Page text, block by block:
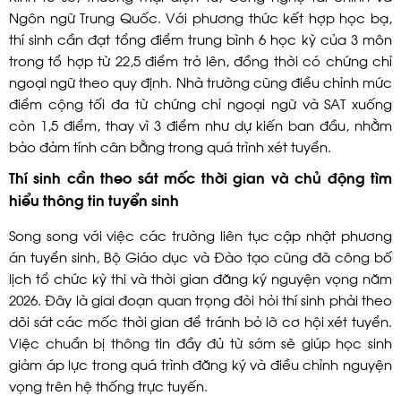
Ngôn ngữ Trung Quốc. Với phương thức kết hợp học bạ,
thí sinh cần đạt tổng điểm trung bình 6 học kỳ của 3 môn
trong tổ hợp từ 22,5 điểm trở lên, đồng thời có chứng chỉ
ngoại ngữ theo quy định. Nhà trường cũng điều chỉnh mức
điểm cộng tối đa từ chứng chỉ ngoại ngữ và SAT xuống
còn 1,5 điểm, thay vì 3 điểm như dự kiến ban đầu, nhằm
bảo đảm tính cân bằng trong quá trình xét tuyển.
Thí sinh cần theo sát mốc thời gian và chủ động tìm
hiểu thông tin tuyển sinh
Song song với việc các trường liên tục cập nhật phương
án tuyển sinh, Bộ Giáo dục và Đào tạo cũng đã công bố
lịch tổ chức kỳ thi và thời gian đăng ký nguyện vọng năm
2026. Đây là giai đoạn quan trọng đòi hỏi thí sinh phải theo
dõi sát các mốc thời gian để tránh bỏ lỡ cơ hội xét tuyển.
Việc chuẩn bị thông tin đầy đủ từ sớm sẽ giúp học sinh
giảm áp lực trong quá trình đăng ký và điều chỉnh nguyện
vọng trên hệ thống trực tuyến.